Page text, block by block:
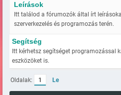
Leírások
Itt találod a fórumozók által írt
szerverkezelés és programozás terén.
Segítség
Itt kérhetsz segítséget programozással
eszközöket is.
Oldalak: 1 Le